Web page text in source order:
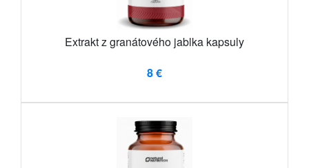
Extrakt z granátového jablka kapsuly
8 €